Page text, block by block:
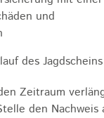
und
des
Zeitraum
den